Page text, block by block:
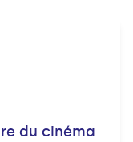
du cinéma